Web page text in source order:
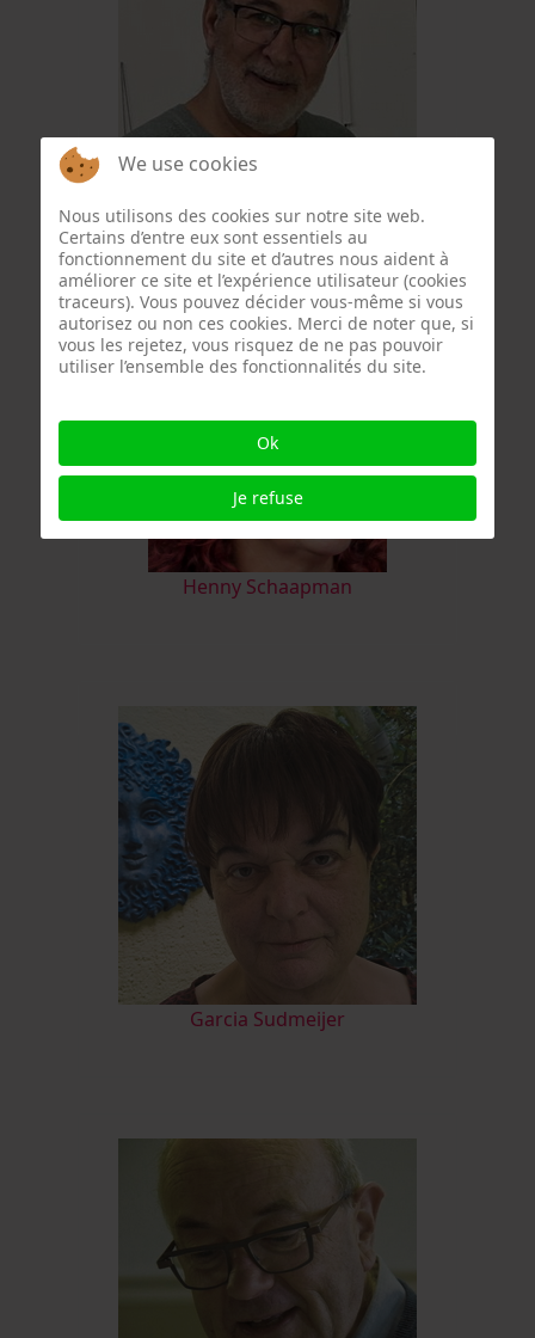
Wajeeh Qadamani
Henny Schaapman
Garcia Sudmeijer
We use cookies
Nous utilisons des cookies sur notre site web.
Certains d’entre eux sont essentiels au
fonctionnement du site et d’autres nous aident à
améliorer ce site et l’expérience utilisateur (cookies
traceurs). Vous pouvez décider vous-même si vous
autorisez ou non ces cookies. Merci de noter que, si
vous les rejetez, vous risquez de ne pas pouvoir
utiliser l’ensemble des fonctionnalités du site.
Ok
Je refuse